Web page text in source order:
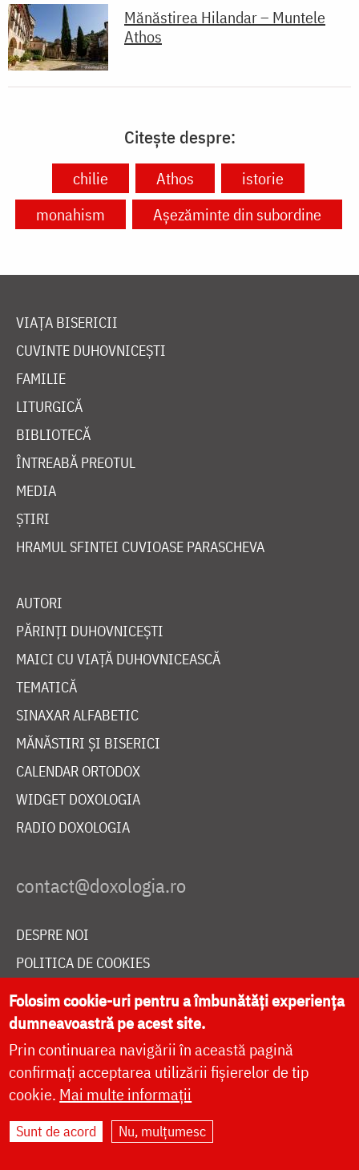
Mănăstirea Hilandar – Muntele
Athos
Citește despre:
chilie Athos
istorie
monahism
Așezăminte din subordine
VIAȚA BISERICII
CUVINTE DUHOVNICEȘTI
FAMILIE
LITURGICĂ
BIBLIOTECĂ
ÎNTREABĂ PREOTUL
MEDIA
ȘTIRI
HRAMUL SFINTEI CUVIOASE PARASCHEVA
AUTORI
PĂRINȚI DUHOVNICEȘTI
MAICI CU VIAȚĂ DUHOVNICEASCĂ
TEMATICĂ
SINAXAR ALFABETIC
MĂNĂSTIRI ȘI BISERICI
CALENDAR ORTODOX
WIDGET DOXOLOGIA
RADIO DOXOLOGIA
DESPRE NOI
POLITICA DE COOKIES
DONEAZĂ ONLINE PENTRU CATEDRALA NAȚIONALĂ
LIVE
Site dezvoltat deDOXOLOGIA MEDIA
Arhiepiscopia Iașilor | ©
Folosim cookie-uri pentru a îmbunătăți experiența
dumneavoastră pe acest site.
Prin continuarea navigării în această pagină
confirmați acceptarea utilizării fișierelor de tip
cookie. Mai multe informații
Sunt de acord Nu, mulțumesc